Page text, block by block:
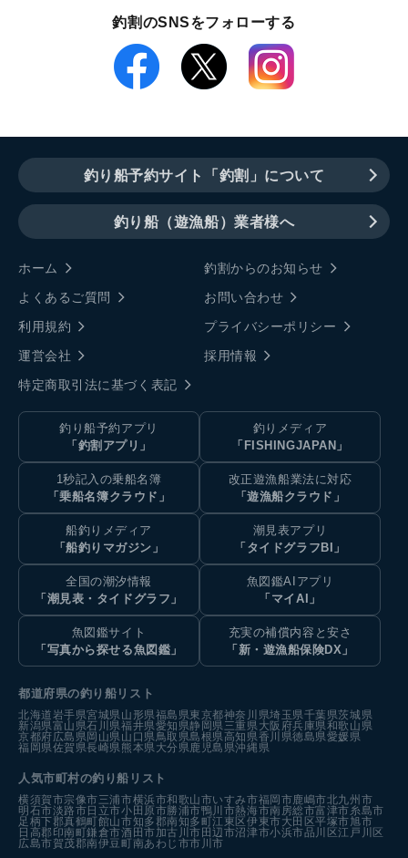
釣割のSNSをフォローする
釣り船予約サイト「釣割」について
釣り船（遊漁船）業者様へ
ホーム
釣割からのお知らせ
よくあるご質問
お問い合わせ
利用規約
プライバシーポリシー
運営会社
採用情報
特定商取引法に基づく表記
釣り船予約アプリ
「釣割アプリ」
釣りメディア
「FISHINGJAPAN」
1秒記入の乗船名簿
「乗船名簿クラウド」
改正遊漁船業法に対応
「遊漁船クラウド」
船釣りメディア
「船釣りマガジン」
潮見表アプリ
「タイドグラフBI」
全国の潮汐情報
「潮見表・タイドグラフ」
魚図鑑AIアプリ
「マイAI」
魚図鑑サイト
「写真から探せる魚図鑑」
充実の補償内容と安さ
「新・遊漁船保険DX」
都道府県の釣り船リスト
北海道岩手県宮城県山形県福島県東京都神奈川県埼玉県千葉県茨城県
新潟県富山県石川県福井県愛知県静岡県三重県大阪府兵庫県和歌山県
京都府広島県岡山県山口県鳥取県島根県高知県香川県徳島県愛媛県
福岡県佐賀県長崎県熊本県大分県鹿児島県沖縄県
人気市町村の釣り船リスト
横須賀市宗像市三浦市横浜市和歌山市いすみ市福岡市鹿嶋市北九州市
明石市淡路市日立市小田原市勝浦市鴨川市熱海市南房総市富津市糸島市
足柄下郡真鶴町館山市知多郡南知多町江東区伊東市大田区平塚市旭市
日高郡印南町鎌倉市酒田市加古川市田辺市沼津市小浜市品川区江戸川区
広島市賀茂郡南伊豆町南あわじ市市川市